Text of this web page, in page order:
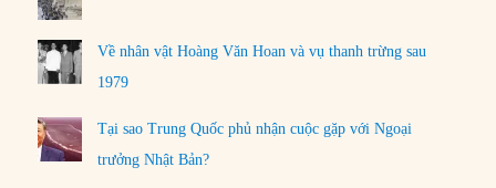
Về nhân vật Hoàng Văn Hoan và vụ thanh trừng sau
1979
Tại sao Trung Quốc phủ nhận cuộc gặp với Ngoại
trưởng Nhật Bản?